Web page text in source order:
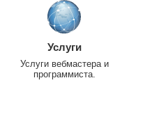
Услуги
Услуги вебмастера и
программиста.